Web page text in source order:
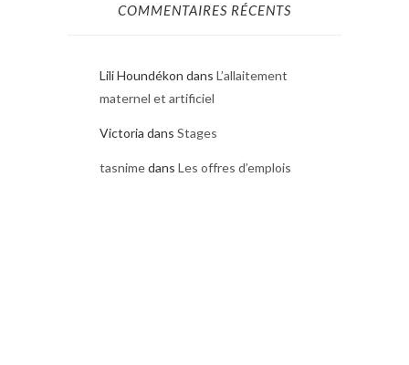
COMMENTAIRES RÉCENTS
Lili Houndékon dans L’allaitement
maternel et artificiel
Victoria dans Stages
tasnimedans Les offres d’emplois